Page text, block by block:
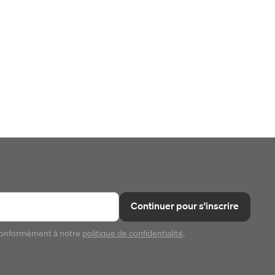
Continuer pour s'inscrire
à notre politique de confidentialité.